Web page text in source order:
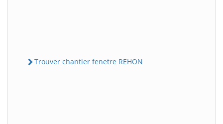
Trouver chantier fenetre REHON